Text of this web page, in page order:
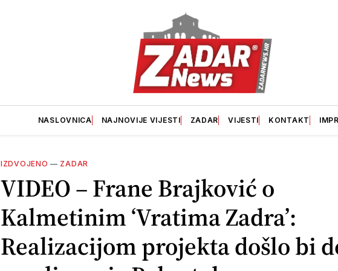
NASLOVNICA NAJNOVIJE VIJESTI ZADAR VIJESTI KONTAKT
IZDVOJENO — ZADAR
VIDEO – Frane Brajković o
Kalmetinim ‘Vratima Zadra’:
Realizacijom projekta došlo bi